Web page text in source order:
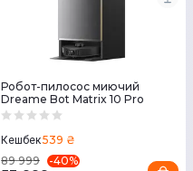
Робот-пилосос миючий
Dreame Bot Matrix 10 Pro
Кешбек539 ₴
89 999
-40%